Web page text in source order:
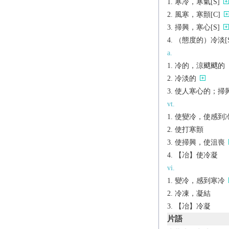
寒冷，寒氣[S]
風寒，寒顫[C]
掃興，寒心[S]
（態度的）冷淡
a.
冷的，涼颼颼的
冷淡的
使人寒心的；掃
vt.
使變冷，使感到
使打寒顫
使掃興，使沮喪
【冶】使冷凝
vi.
變冷，感到寒冷
冷凍，凝結
【冶】冷凝
片語